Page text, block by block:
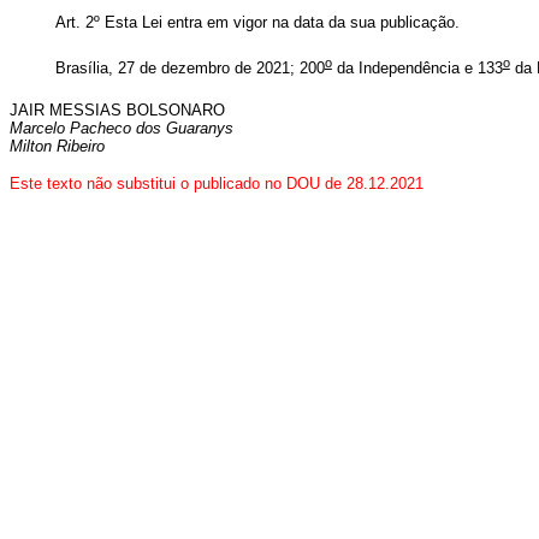
Art. 2º Esta Lei entra em vigor na data da sua publicação.
Brasília, 27 de dezembro de 2021; 200oda Independência e 133oda
JAIR MESSIAS BOLSONARO
Marcelo Pacheco dos Guaranys
Milton Ribeiro
Este texto não substitui o publicado no DOU de 28.12.2021